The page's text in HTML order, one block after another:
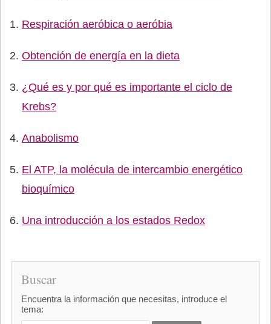
Respiración aeróbica o aeróbia
Obtención de energía en la dieta
¿Qué es y por qué es importante el ciclo de
Krebs?
Anabolismo
El ATP, la molécula de intercambio energético
bioquímico
Una introducción a los estados Redox
Buscar
Encuentra la información que necesitas, introduce el
tema: